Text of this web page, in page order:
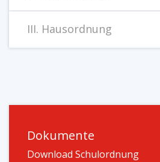
III. Hausordnung
Dokumente
Download Schulordnung